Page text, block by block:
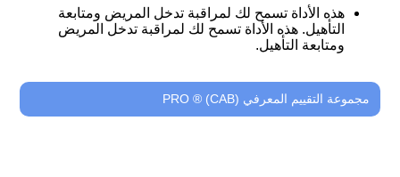
هذه الأداة تسمح لك لمراقبة تدخل المريض ومتابعة
التأهيل. هذه الأداة تسمح لك لمراقبة تدخل المريض
ومتابعة التأهيل.
مجموعة التقييم المعرفي (CAB) ® PRO